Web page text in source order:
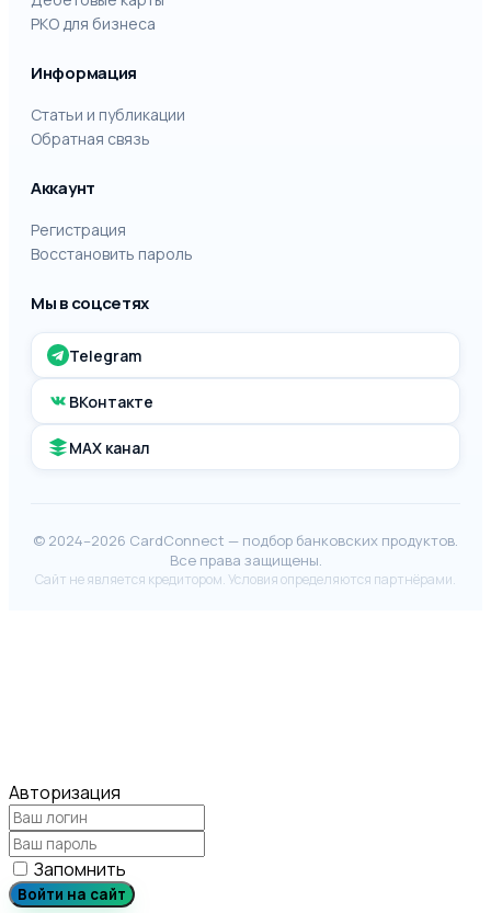
РКО для бизнеса
Информация
Статьи и публикации
Обратная связь
Аккаунт
Регистрация
Восстановить пароль
Мы в соцсетях
Telegram
ВКонтакте
MAX канал
© 2024–2026 CardConnect — подбор банковских продуктов.
Все права защищены.
Сайт не является кредитором. Условия определяются партнёрами.
Авторизация
Запомнить
Войти на сайт